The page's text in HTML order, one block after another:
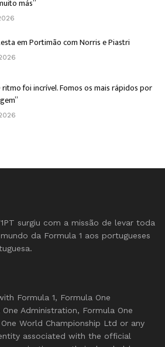
más”
em Portimão com Norris e Piastri
ritmo foi incrível. Fomos os mais rápidos por
surgiu com a missão de levar toda
da Formula 1 aos portugueses
Formula 1, Formula One
Administration, Formula One
World Championship Ltd or any
associated with the official